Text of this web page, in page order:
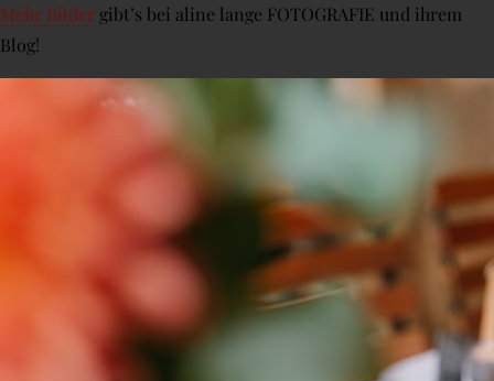
Mehr Bilder gibt’s bei aline lange FOTOGRAFIE und ihrem
Blog!